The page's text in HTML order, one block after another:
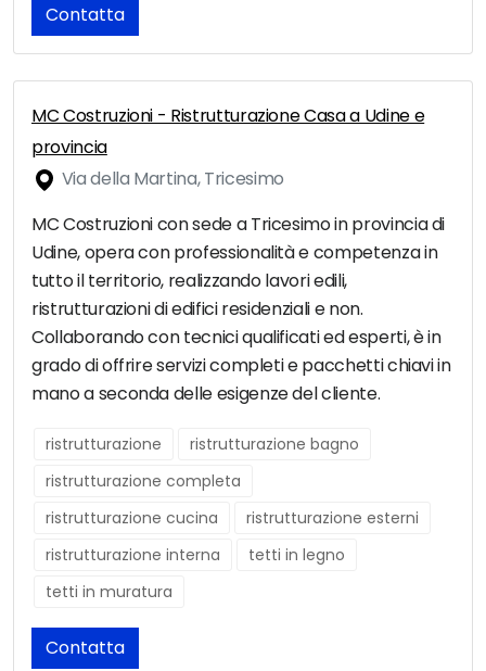
Contatta
MC Costruzioni - Ristrutturazione Casa a Udine e
provincia
Via della Martina, Tricesimo
MC Costruzioni con sede a Tricesimo in provincia di
Udine, opera con professionalità e competenza in
tutto il territorio, realizzando lavori edili,
ristrutturazioni di edifici residenziali e non.
Collaborando con tecnici qualificati ed esperti, è in
grado di offrire servizi completi e pacchetti chiavi in
mano a seconda delle esigenze del cliente.
ristrutturazione
ristrutturazione bagno
ristrutturazione completa
ristrutturazione cucina
ristrutturazione esterni
ristrutturazione interna
tetti in legno
tetti in muratura
Contatta